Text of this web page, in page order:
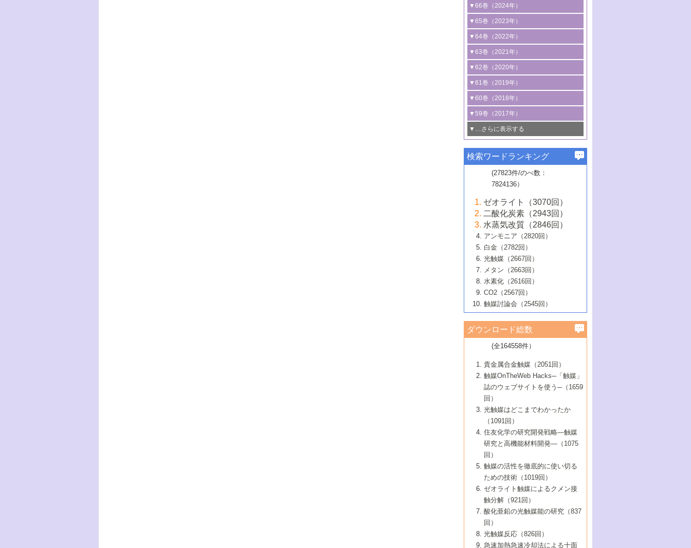
2号 コンピューター技術により加速する
触媒開発
3号 有機分子変換やCO 資源化のための
光触媒に関する最近の研究
B号 第137回触媒討論会（2026年）
1号 CO
水素化によるグリーン燃料/グリ
ーンケミカル製造
2号 水素製造のための水分解技術に関す
る最近の研究
3号 オレフィン系樹脂の精密合成に関す
る最新技術
4号 アルコール類の効率的変換を実現す
る非貴金属触媒の研究動向
5号 ゼオライトの合成と応用における研
究動向
6号 ヘテロ接合界面
B号 第135回触媒討論会（2025年）
▼66巻（2024年）
1号 低次元ナノ構造を有する触媒材料
2号 規制反応場を活用した固体触媒研究
の新展開
3号 未踏分子変換を目指した酸化触媒プ
ロセスの最前線
4号 シンクロトロン放射光および中性子
線を利用した触媒解析技術の最先端
5号 単原子触媒
6号 参照触媒委員会からのお知らせ
B号 第133回触媒討論会（2023年）
▼65巻（2023年）
1号 炭素が関わる触媒機能
2号 プラスチックケミカルリサイクルの
ための触媒技術
3号 非酸化物系金属化合物を基盤とした
触媒材料の開発
4号 格子酸素・格子酸素欠陥を利用した
触媒反応
5号 生体触媒によるエネルギー変換反応
6号 窒素とリンの循環のための触媒・機
能性材料
▼64巻（2022年）
1号 合成ガス製造とCOを用いるケミカル
ズ合成の最新動向
2号 化学品合成のための合金触媒開発
3号 CO の排出削減および有効活用のた
めの触媒技術
4号 若手による情報発信企画～とびたて
若き触媒の研究者たち～（1）
若き触媒の研究者たち～（2）
6号 石油のノーブル・ユースを志向した
触媒技術
大学：オンライン・対面開催）
▼63巻（2021年）
1号 金触媒の新展開
2号 ペロブスカイト
3号 特殊反応場を利用した触媒的分子変
換反応
4号 多孔質材料を用いた触媒の新展開
5号 情報学的手法を用いた触媒開発
6号 カーボンニュートラルに向けた電解
技術
B号 第127回触媒討論会（2021年・オン
ライン開催(Zoom)のみ）
▼62巻（2020年）
1号 触媒設計を拓く欠陥構造のキャラク
タリゼーション
2号 機能化学品製造に資するクリーンな
触媒的酸化反応
3号 水処理のための触媒化学
4号 光触媒を用いた水分解の最新の研究
動向
5号 次世代の触媒プロセスを支えるマイ
6号 メタン転換技術の最新動向
B号 第125回触媒討論会（2020年・工学
院大学）
▼61巻（2019年）
1号 物質移動制御に着目した触媒プロセ
ス開発
2号 CO2 フリー水素サプライチェーンに
関わる触媒開発動向
3号 精密高分子合成に関する最近の研究
動向
4号 バイオマス化成品製造のための触媒
5号 固体触媒による含窒素有機化合物変
換の最前線
6号 貴金属使用量低減に向けた自動車排
ガス浄化触媒の開発
B号 第123回触媒討論会（2019年・大阪
▼60巻（2018年）
1号 固体酸触媒の最新の研究動向
2号 二酸化炭素からの有用化学品合成
3号 ナノ粒子・クラスター触媒の最前線
4号 60周年記念企画
5号 進化するゼオライト合成技術
6号 非貴金属系触媒における電気化学的
B号 第121回触媒討論会（2018年・東京
大学）
▼59巻（2017年）
1号 いたるところに，触媒
最先端技術
3号 無機分離膜材料の開発と触媒反応プ
ロセスへの適用
5号 水素のふるまいを解き明かす最先端
研究
6号 低級アルカンの有効利用のための触
媒技術
B号 第119回触媒討論会（2017年・首都
大学東京）
▼…さらに表示する
1号 ユニークな構造の高分子を生み出す触
2号 リグニンからの化成品製造に向けた触
媒技術
3号 触媒研究の最先端～とびたて若き研究
者たち～（1）
4号 触媒研究の最先端～とびたて若き研究
者たち～（2）
5号 触媒研究の最先端～とびたて若き研究
者たち～（3）
6号 イオニクス材料と燃料電池・電解合成
の最新の研究動向
B号 第117回触媒討論会（2016年・大阪府
立大学）
▼57巻（2015年）
1号 水素キャリアにかかわる触媒技術の新
2号 石油精製用触媒の最近の進展
3号 固体酸化物形燃料電池（SOFC）におけ
るアノード触媒上での燃料直接改質技術
4号 コアシェル構造の制御による触媒機能
5号 工業触媒およびその周辺技術の最近の
進歩
6号 ナノシート
B号 第115回触媒討論会（2015年・成蹊大
▼56巻（2014年）
2号 光触媒反応機構に関する最新の研究動
向
開発動向
4号 人工光合成に向けた近年のアプローチ
5号 未利用熱エネルギーの有効活用に貢献
する触媒技術
6号 ポリオキソメタレート
B号 第113回触媒討論会（2014年・ロワジ
ールホテル豊橋）
1号 高耐久性燃料電池システム用触媒にお
ける新展開
2号 リビングラジカル重合の最近の動向
3号 天然ガスの化学工業的展開に関する触
媒技術
4号 貴金属触媒の精密構造制御とその活用
5号 バイオマス化成品製造のための固体触
6号 ナノ空間─吸着状態解析から新機能開拓
B号 第111回触媒討論会（2013年・関西大
▼54巻（2012年）
1号 規則性多孔体の利用技術における最近
の進歩
2号 第109回触媒討論会
3号 貴金属低減技術の最新動向
4号 貴金属代替技術の最新動向
5号 光触媒による物質変換反応の新展開
6号 グラフェン
7号 水素を利用する化成品合成の新潮流
▼53巻（2011年）
1号 金属学から見る合金触媒の新展開
2号 第107回触媒討論会
3号 触媒のその場観察法の進歩（１）
4号 触媒のその場観察法の進歩（２）
5号 不活性結合の触媒的活性化による有機
合成
6号 新しい固体酸触媒技術
7号 ゼオライト合成における最近の進歩
▼52巻（2010年）
1号 触媒の劣化対策と長寿命触媒開発
2号 第105回触媒討論会
3号 ナノ構造が拓く新機能
4号 活性サイトおよびその環境の精密な設
計による触媒の高機能化
5号 触媒を有効に使うための技術
7号 有機分子触媒による精密有機合成
8号 高機能化ポリオレフィンに向けた重合
触媒の最近の進展
1号 炭素材料－熱い注目を集める材料－
2号 第103回触媒討論会
3号 環境浄化用光触媒の現状と課題
4号 水素社会の実現に向けた水素製造・貯
蔵技術の進歩
5号 CO2が関わる触媒・材料
7号 持続可能社会実現のための触媒および
触媒関連技術
▼50巻（2008年）
1号 触媒化学と学会のこの10年，半世紀，
そして未来
2号 第101回触媒討論会
4号 錯体を利用したユニークな表面構造の
構築と機能
5号 若手会員による触媒研究の未来展望1：
企業編
6号 第102回触媒討論会
7号 触媒・化学反応における計算化学の進
8号 若手研究者による触媒研究の未来展望
2：大学・研究所編
▼49巻（2007年）
1号 含フッ素化合物の合成と触媒
2号 第99回触媒討論会
3号 実用的ファインケミカル合成プロセス
を実現する触媒
5号 こんな物質，あんな物質―新たな触媒
の可能性―
7号 『結晶の化学』を活かした触媒研究
8号 イオン液体の応用
▼48巻（2006年）
1号 固体酸触媒の最近の進歩
2号 第97回触媒討論会
3号 リビング重合触媒の最近の展開
5号 水素製造・貯蔵のための触媒技術の新
しい展開
6号 第98回触媒討論会
7号 基礎化学品製造の触媒技術
8号 多機能型リアクター
1号 最近の触媒担体とその効果
2号 第95回触媒討論会
4号 水分解用光触媒材料
5号 時間分解分光の進歩と応用
6号 第96回触媒討論会
8号 超臨界流体を用いた化学プロセスの新
▼46巻（2004年）
1号 部分酸化反応触媒の最前線
2号 第93回触媒討論会
3号 特殊エネルギー場の触媒反応
4号 生体内における金属の触媒作用
5号 ファインケミカルズの展開に寄与する
6号 第94回触媒討論会
7号 サブナノレベルでみた新しい表面現象
8号 オレフィン重合触媒の新たな展
▼45巻（2003年）
1号 なぜこの触媒が良いのか？
2号 第91回触媒討論会
3号 最近の自動車排ガス処理技術
4号 触媒研究の現状と将来─第90回触媒討論
5号 基礎化学品製造の触媒技術
6号 第92回触媒討論会
7号 基礎化学品製造の触媒技術
8号 資源の循環と触媒技術
▼44巻（2002年）
1号 高次制御された触媒の化学
2号 第89回触媒討論会
3号 触媒を利用した電気化学の新展開
4号 ナノ材料の調製と機能化
5号 こんな触媒が欲しい
6号 第90回触媒討論会
7号 触媒研究と学術雑誌/情報
8号 若い世代からみた触媒化学の現状と未
▼43巻（2001年）
1号 グリーンケミストリーと触媒
2号 第87回触媒討論会特集号
3号 生体触媒とバイオプロセス
4号 水素製造・利用の触媒化学
5号 触媒研究における新しい切り口：コン
ビナトリアルケミストリー
6号 第88回触媒討論会特集号
7号 企業における触媒研究のブレークスル
8号 この材料を触媒として使ってみません
▼42巻（2000年）
1号 触媒反応工学の明日を拓く
2号 第85回触媒討論会
3号 反応ダイナミクス
5号 触媒のおもしろさをどのように伝える
6号 第86回触媒討論会
7号 水素化精製触媒の新しい展開
8号 新しい反応性と機能性を目指した金属
クラスタ-化学
▼41巻（1999年）
1号 孔、穴、あな?-特異な空間とその利用-
2号 第83回触媒討論会
3号 均一系触媒反応最前線
4号 実用炭素材料の新展開
5号 研究の方法論を考える
7号 機能性金属材料と触媒
8号 触媒研究へのNMRの応用と展望
▼40巻（1998年）
進展と21世紀への提言/創立40周年記念・触
媒学会この10年の歩みとこれから/創立40周
2号 第81回触媒討論会
3号 計算機触媒化学へのさそい
4号 触媒劣化の制御と予測
5号 最新の実用プロセスと触媒
6号 第82回触媒討論会
1号 均一系と不均一系触媒反応-その特徴と
接点
2号 第79回触媒討論会
3号 最新NO除去触媒の実用化研究
4号 新しい反応場を目指した触媒調製
5号 反応・分離技術の新しい展開
6号 第80回触媒討論会
▼38巻（1996年）
1号 触媒の構造と触媒作用/C1化学を中心と
する21世紀への触媒
3号 オリンピックメダル:金・銀・銅はどん
な触媒作用を示すか
4号 触媒作用における機能の複合化
▼37巻（1995年）
1号 ファインケミカルズと固体触媒
2号 第75回触媒討論会
3号 希土類を利用した触媒
4号 触媒とリサイクル
5号 エネルギー変換触媒
▼36巻（1994年）
1号 電気化学と触媒
2号 第73回触媒討論会
3号 C4化学の展開
4号 《通常号》
▼35巻（1993年）
1号 工業触媒開発マニュアル―探索から工
業化まで
2号 第71回触媒討論会
▼34巻（1992年）
1号 インパクトを与えたこの研究
2号 第69回触媒討論会
▼33巻（1991年）
1号 触媒プロセス開発マニュアル―探索か
▼32巻（1990年）
検索ワードランキング
(27823件/のべ数：
7824136）
ゼオライト（3070回）
二酸化炭素（2943回）
水蒸気改質（2846回）
アンモニア（2820回）
白金（2782回）
光触媒（2667回）
メタン（2663回）
水素化（2616回）
CO2（2567回）
触媒討論会（2545回）
ダウンロード総数
(全164558件）
貴金属合金触媒（2051回）
触媒OnTheWeb Hacks─「触媒」
誌のウェブサイトを使う─（1659
回）
光触媒はどこまでわかったか
（1091回）
住友化学の研究開発戦略―触媒
研究と高機能材料開発―（1075
回）
触媒の活性を徹底的に使い切る
ための技術（1019回）
ゼオライト触媒によるクメン接
触分解（921回）
酸化亜鉛の光触媒能の研究（837
回）
光触媒反応（826回）
急速加熱急速冷却法による十面